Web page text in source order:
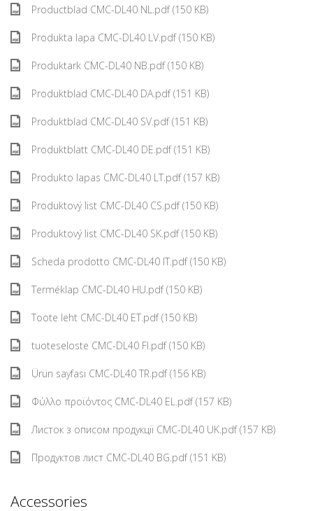
Productblad CMC-DL40 NL.pdf (150 KB)
Produkta lapa CMC-DL40 LV.pdf (150 KB)
Produktark CMC-DL40 NB.pdf (150 KB)
Produktblad CMC-DL40 DA.pdf (151 KB)
Produktblad CMC-DL40 SV.pdf (151 KB)
Produktblatt CMC-DL40 DE.pdf (151 KB)
Produkto lapas CMC-DL40 LT.pdf (157 KB)
Produktový list CMC-DL40 CS.pdf (150 KB)
Produktový list CMC-DL40 SK.pdf (150 KB)
Scheda prodotto CMC-DL40 IT.pdf (150 KB)
Terméklap CMC-DL40 HU.pdf (150 KB)
Toote leht CMC-DL40 ET.pdf (150 KB)
tuoteseloste CMC-DL40 FI.pdf (150 KB)
Ürün sayfası CMC-DL40 TR.pdf (156 KB)
Φύλλο προϊόντος CMC-DL40 EL.pdf (157 KB)
Листок з описом продукції CMC-DL40 UK.pdf (157 KB)
Продуктов лист CMC-DL40 BG.pdf (151 KB)
Accessories